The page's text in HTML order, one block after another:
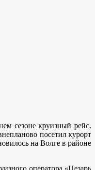
сезоне круизный рейс.
посетил курорт
на Волге в районе